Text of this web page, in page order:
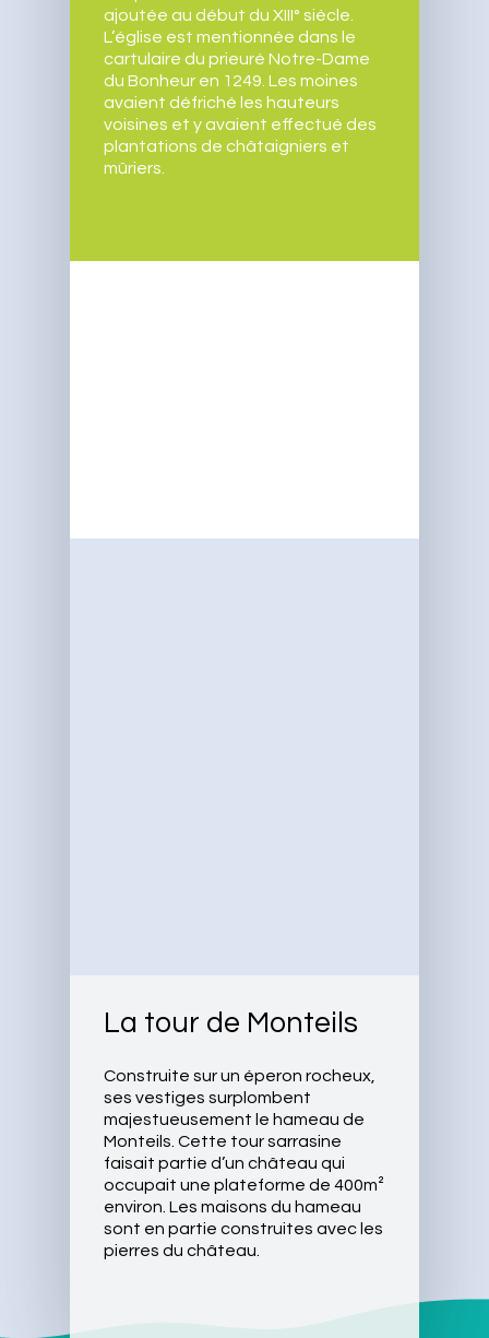
ajoutée au début du XIII° siècle.
L’église est mentionnée dans le
cartulaire du prieuré Notre-Dame
du Bonheur en 1249. Les moines
avaient défriché les hauteurs
voisines et y avaient effectué des
plantations de châtaigniers et
mûriers.
La tour de Monteils
Construite sur un éperon rocheux,
ses vestiges surplombent
majestueusement le hameau de
Monteils. Cette tour sarrasine
faisait partie d’un château qui
occupait une plateforme de 400m²
environ. Les maisons du hameau
sont en partie construites avec les
pierres du château.
CCAS
Associations
La bibliothèque
Comptes-rendus et
Patrimoine
Plan d’eau
Maison de l’eau
Parc National des
Intercommunalité
Infos Pratiques
Santé
Services
Démarches
Contact